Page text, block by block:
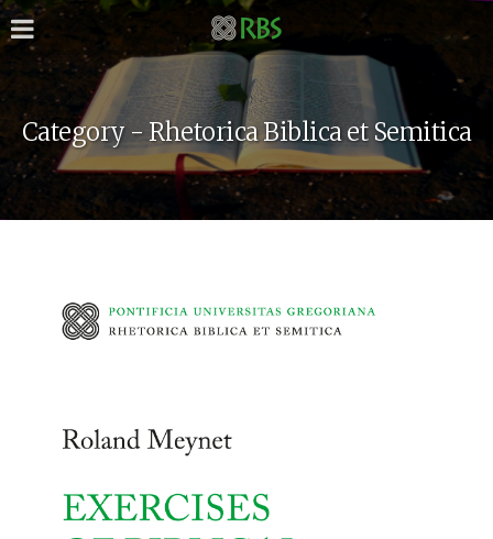
Category - Rhetorica Biblica et Semitica